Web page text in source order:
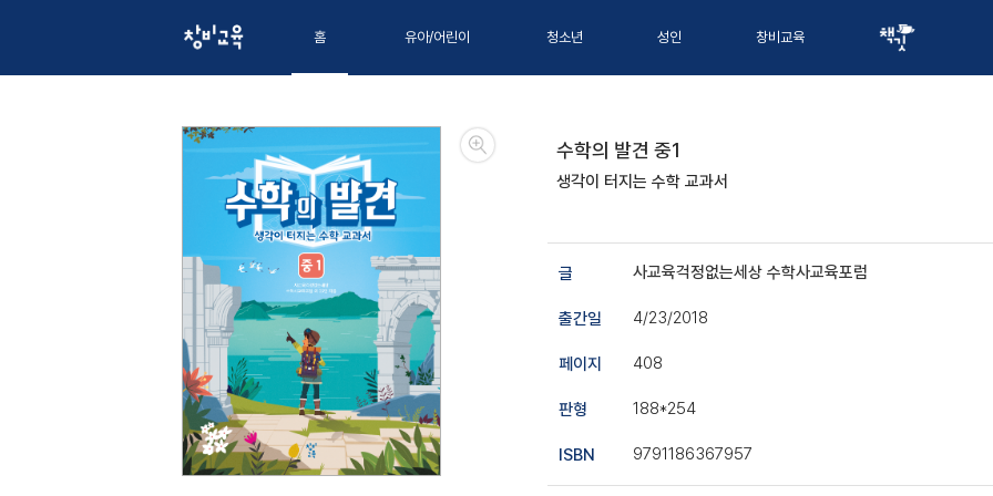
홈 유아/어린이 청소년 성인 창비교육
수학의 발견 중1
생각이 터지는 수학 교과서
글 사교육걱정없는세상 수학사교육포럼
출간일 4/23/2018
페이지 408
판형 188*254
ISBN 9791186367957